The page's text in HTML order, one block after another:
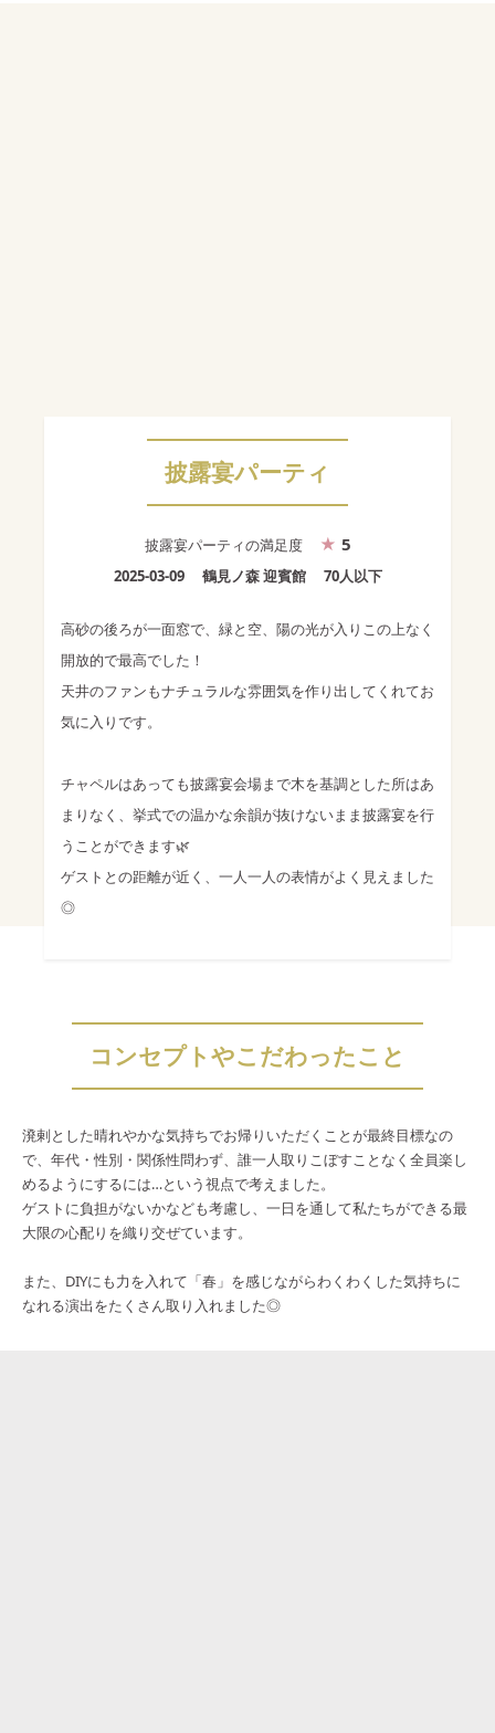
披露宴パーティ
披露宴パーティの満足度 5
2025-03-09 鶴見ノ森 迎賓館 70人以下
高砂の後ろが一面窓で、緑と空、陽の光が入りこの上なく
開放的で最高でした！
天井のファンもナチュラルな雰囲気を作り出してくれてお
気に入りです。
チャペルはあっても披露宴会場まで木を基調とした所はあ
まりなく、挙式での温かな余韻が抜けないまま披露宴を行
うことができます🌿
ゲストとの距離が近く、一人一人の表情がよく見えました
◎
コンセプトやこだわったこと
溌剌とした晴れやかな気持ちでお帰りいただくことが最終目標なの
で、年代・性別・関係性問わず、誰一人取りこぼすことなく全員楽し
めるようにするには…という視点で考えました。
ゲストに負担がないかなども考慮し、一日を通して私たちができる最
大限の心配りを織り交ぜています。
また、DIYにも力を入れて「春」を感じながらわくわくした気持ちに
なれる演出をたくさん取り入れました◎